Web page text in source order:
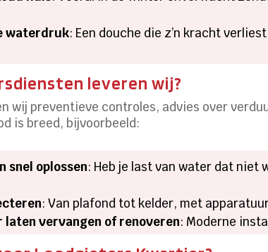
waterdruk: Een douche die z’n kracht
leveren wij?
wij preventieve controles, advies over
is breed, bijvoorbeeld:
snel oplossen: Heb je last van water dat niet
: Van plafond tot kelder, met
laten vervangen of renoveren: Moderne